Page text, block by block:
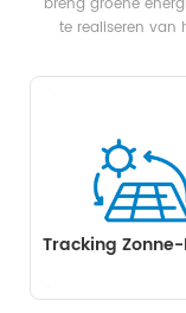
te realiseren van